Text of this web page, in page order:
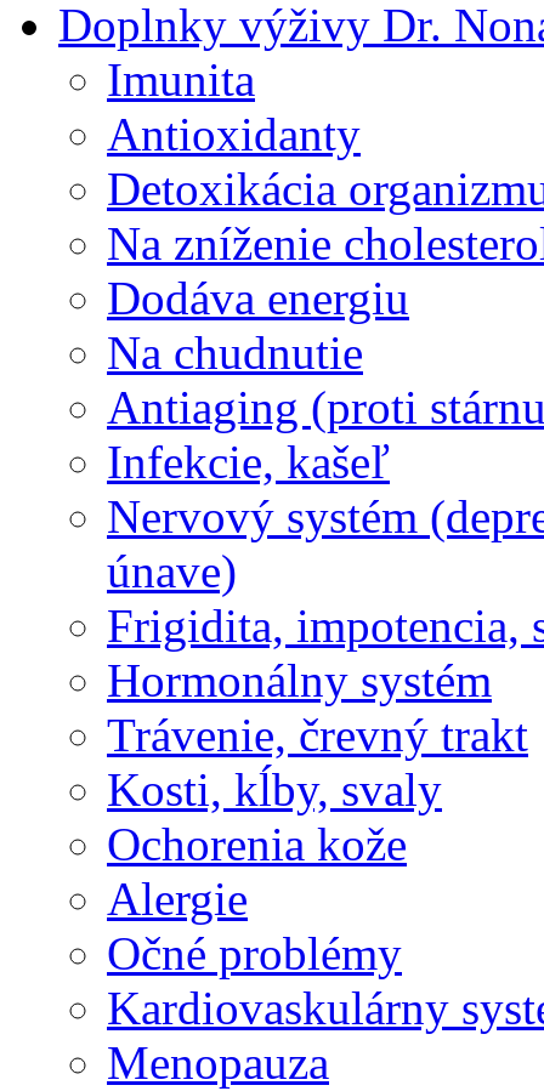
Doplnky výživy Dr.
Imunita
Antioxidanty
Detoxikácia
Na zníženie
Dodáva energiu
Na chudnutie
Antiaging (proti
Infekcie, kašeľ
Nervový systém
únave)
Frigidita, impotencia,
Hormonálny systém
Trávenie, črevný trakt
Kosti, kĺby, svaly
Ochorenia kože
Alergie
Očné problémy
Kardiovaskulárny
Menopauza